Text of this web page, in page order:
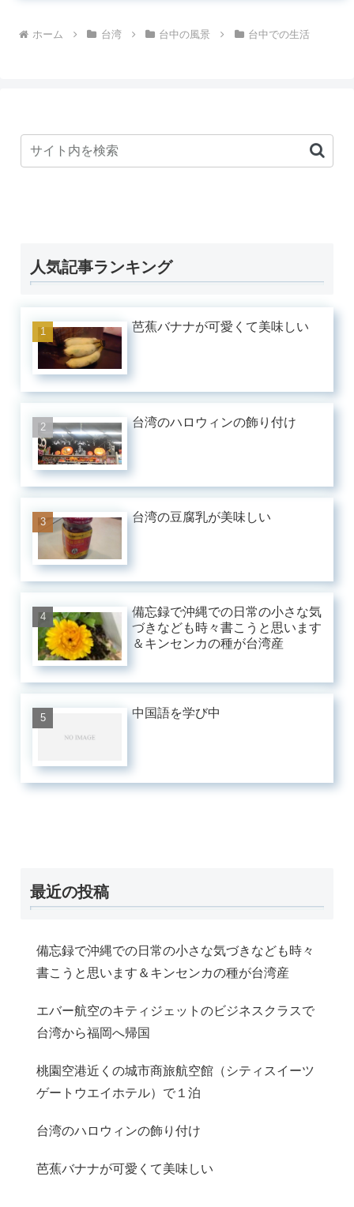
ホーム 台湾 台中の風景 台中での生活
人気記事ランキング
芭蕉バナナが可愛くて美味しい
台湾のハロウィンの飾り付け
台湾の豆腐乳が美味しい
備忘録で沖縄での日常の小さな気
づきなども時々書こうと思います
＆キンセンカの種が台湾産
中国語を学び中
最近の投稿
備忘録で沖縄での日常の小さな気づきなども時々
書こうと思います＆キンセンカの種が台湾産
エバー航空のキティジェットのビジネスクラスで
台湾から福岡へ帰国
桃園空港近くの城市商旅航空館（シティスイーツ
ゲートウエイホテル）で１泊
台湾のハロウィンの飾り付け
芭蕉バナナが可愛くて美味しい